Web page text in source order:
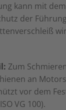
kann mit
der
Zum
an
vor dem
VG 100).